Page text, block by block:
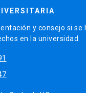
y consejo si se
en la universidad.